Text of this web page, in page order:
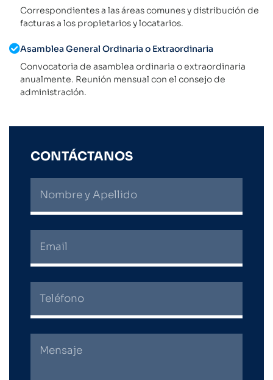
Correspondientes a las áreas comunes y distribución de
facturas a los propietarios y locatarios.
Asamblea General Ordinaria o Extraordinaria
Convocatoria de asamblea ordinaria o extraordinaria
anualmente. Reunión mensual con el consejo de
administración.
CONTÁCTANOS